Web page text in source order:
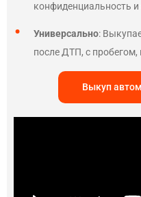
конфиденциальность
Универсально:
после ДТП, с
Выкуп